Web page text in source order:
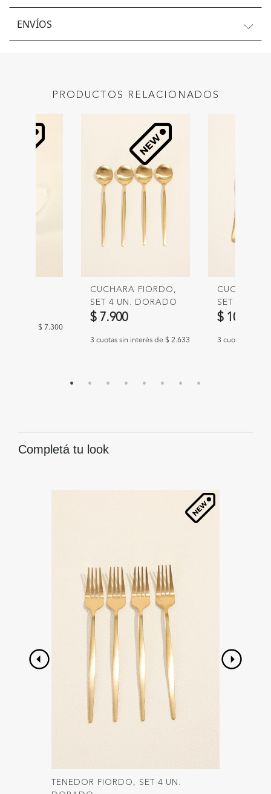
ENVÍOS
PRODUCTOS RELACIONADOS
interés de $ 7.300
CUCHARA FIORDO,
SET 4 UN. DORADO
$ 7.900
3 cuotas sin interés de $ 2.633
CUCHILLO
SET 4 UN.
$ 10.900
3 cuotas sin
Completá tu look
TENEDOR FIORDO, SET 4 UN.